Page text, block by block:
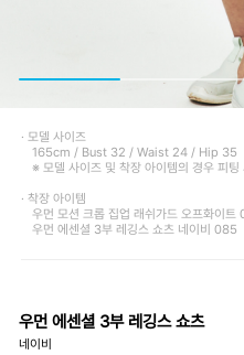
· 모델 사이즈
165cm / Bust 32 / Waist 24 / Hip 35
※ 모델 사이즈 및 착장 아이템의 경우 피팅
· 착장 아이템
우먼 모션 크롭 집업 래쉬가드 오프화이트
우먼 에센셜 3부 레깅스 쇼츠 네이비 085
우먼 에센셜 3부 레깅스 쇼츠
네이비